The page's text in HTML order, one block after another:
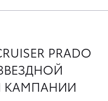
PRADO
КАМПАНИИ